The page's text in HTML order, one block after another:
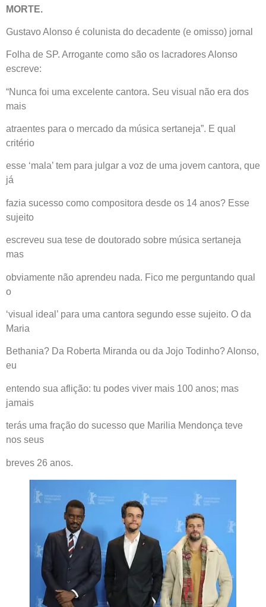
MORTE.
Gustavo Alonso é colunista do decadente (e omisso) jornal
Folha de SP. Arrogante como são os lacradores Alonso
escreve:
“Nunca foi uma excelente cantora. Seu visual não era dos
mais
atraentes para o mercado da música sertaneja”. E qual
critério
esse ‘mala’ tem para julgar a voz de uma jovem cantora, que
já
fazia sucesso como compositora desde os 14 anos? Esse
sujeito
escreveu sua tese de doutorado sobre música sertaneja
mas
obviamente não aprendeu nada. Fico me perguntando qual
o
‘visual ideal’ para uma cantora segundo esse sujeito. O da
Maria
Bethania? Da Roberta Miranda ou da Jojo Todinho? Alonso,
eu
entendo sua aflição: tu podes viver mais 100 anos; mas
jamais
terás uma fração do sucesso que Marilia Mendonça teve
nos seus
breves 26 anos.